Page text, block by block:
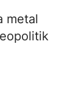
metal